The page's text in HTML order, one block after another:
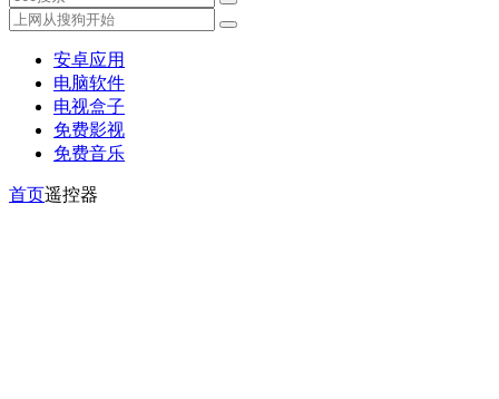
安卓应用
电脑软件
电视盒子
免费影视
免费音乐
首页遥控器